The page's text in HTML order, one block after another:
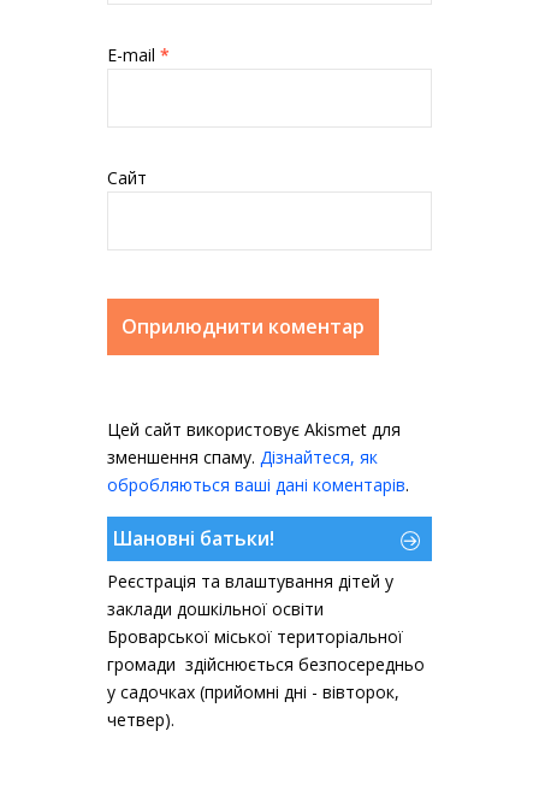
E-mail *
Сайт
Цей сайт використовує Akismet для
зменшення спаму. Дізнайтеся, як
обробляються ваші дані коментарів.
Шановні батьки!
Реєстрація та влаштування дітей у
заклади дошкільної освіти
Броварської міської територіальної
громади здійснюється безпосередньо
у садочках (прийомні дні - вівторок,
четвер).